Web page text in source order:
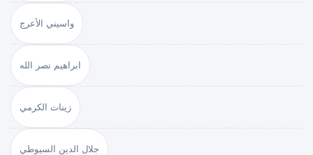
واسيني الأعرج
ابراهيم نصر الله
زينات الكرمي
جلال الدين السيوطي